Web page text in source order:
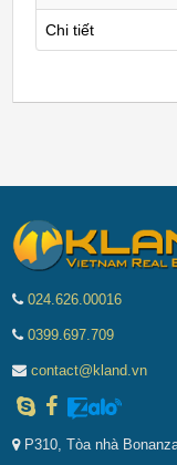
Chi tiết
024.626.00016
0399.697.709
contact@kland.vn
P310, Tòa nhà